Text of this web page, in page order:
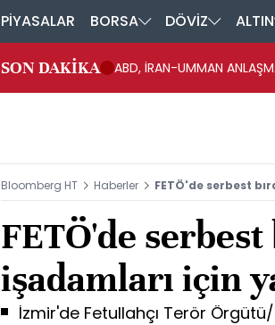
PİYASALAR BORSA DÖVİZ ALTIN
SON DAKİKA ABD, İRAN-UMMAN
Bloomberg HT Haberler FETÖ'de serbest
FETÖ'de serbest
işadamları için
İzmir'de Fetullahçı Terör